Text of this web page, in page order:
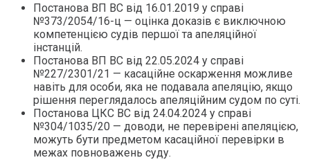
Постанова ВП ВС від 16.01.2019 у справі
№373/2054/16-ц — оцінка доказів є виключною
компетенцією судів першої та апеляційної
інстанцій.
Постанова ВП ВС від 22.05.2024 у справі
№227/2301/21 — касаційне оскарження можливе
навіть для особи, яка не подавала апеляцію, якщо
рішення переглядалось апеляційним судом по суті.
Постанова ЦКС ВС від 24.04.2024 у справі
№304/1035/20 — доводи, не перевірені апеляцією,
можуть бути предметом касаційної перевірки в
межах повноважень суду.